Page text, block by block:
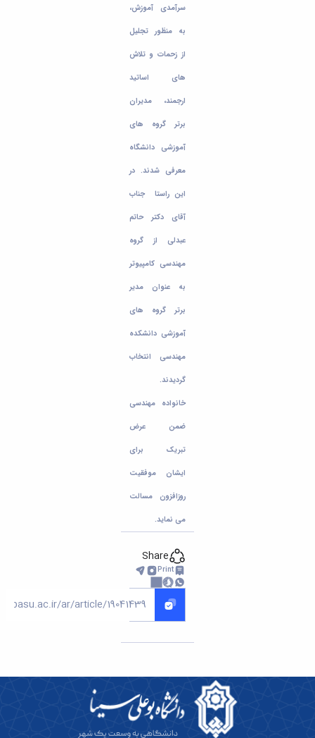
سرآمدی آموزش،
به منظور تجلیل
از زحمات و تلاش
های اساتید
ارجمند، مدیران
برتر گروه های
آموزشی دانشگاه
معرفی شدند. در
این راستا جناب
آقای دکتر حاتم
عبدلی از گروه
مهندسی کامپیوتر
به عنوان مدیر
برتر گروه های
آموزشی دانشکده
مهندسی انتخاب
گردیدند.
خانواده مهندسی
ضمن عرض
تبریک برای
ایشان موفقیت
روزافزون مسالت
می نماید.
Share
Print